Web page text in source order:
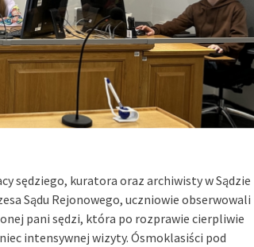
sędziego, kuratora oraz archiwisty w Sądzie
Sądu Rejonowego, uczniowie obserwowali
pani sędzi, która po rozprawie cierpliwie
intensywnej wizyty. Ósmoklasiści pod